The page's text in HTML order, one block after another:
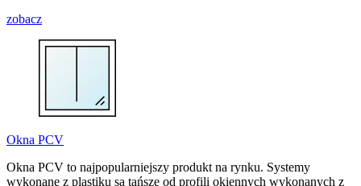
zobacz
Okna PCV
Okna PCV to najpopularniejszy produkt na rynku. Systemy
wykonane z plastiku są tańsze od profili okiennych wykonanych z